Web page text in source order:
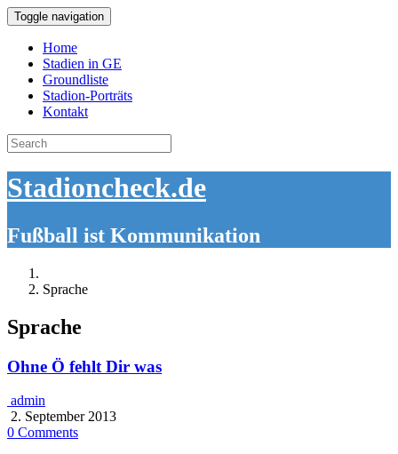
Toggle navigation
Home
Stadien in GE
Groundliste
Stadion-Porträts
Kontakt
Search
for:
Stadioncheck.de
Fußball ist Kommunikation
Sprache
Sprache
Ohne Ö fehlt Dir was
admin
2. September 2013
0 Comments